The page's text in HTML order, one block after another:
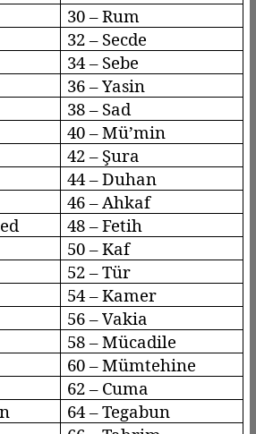
30 – Rum
32 – Secde
34 – Sebe
36 – Yasin
38 – Sad
40 –Mü’min
42 – Şura
44 –Duhan
46 – Ahkaf
48 – Fetih
50 – Kaf
52 – Tür
54 – Kamer
56 –Vakia
58 –Mücadile
60 –Mümtehine
62 – Cuma
64 –Tegabun